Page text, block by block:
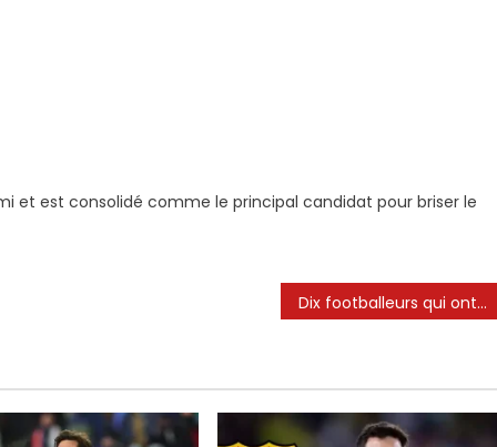
et est consolidé comme le principal candidat pour briser le
Dix footballeurs qui ont joué aux côtés à la fois Cristiano Ronaldo et Lionel Messi | Nouvelles de football